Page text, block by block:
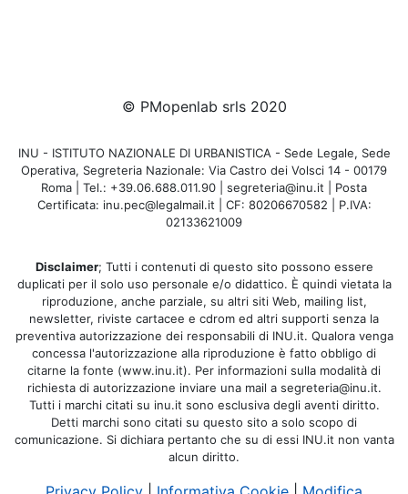
© PMopenlab srls 2020
INU - ISTITUTO NAZIONALE DI URBANISTICA - Sede Legale, Sede
Operativa, Segreteria Nazionale: Via Castro dei Volsci 14 - 00179
Roma | Tel.: +39.06.688.011.90 | segreteria@inu.it | Posta
Certificata: inu.pec@legalmail.it | CF: 80206670582 | P.IVA:
02133621009
Disclaimer; Tutti i contenuti di questo sito possono essere
duplicati per il solo uso personale e/o didattico. È quindi vietata la
riproduzione, anche parziale, su altri siti Web, mailing list,
newsletter, riviste cartacee e cdrom ed altri supporti senza la
preventiva autorizzazione dei responsabili di INU.it. Qualora venga
concessa l'autorizzazione alla riproduzione è fatto obbligo di
citarne la fonte (www.inu.it). Per informazioni sulla modalità di
richiesta di autorizzazione inviare una mail a segreteria@inu.it.
Tutti i marchi citati su inu.it sono esclusiva degli aventi diritto.
Detti marchi sono citati su questo sito a solo scopo di
comunicazione. Si dichiara pertanto che su di essi INU.it non vanta
alcun diritto.